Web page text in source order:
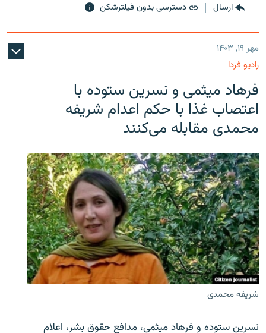
ارسال دسترسی بدون فیلترشکن
مهر ۱۹, ۱۴۰۳
رادیو فردا
فرهاد میثمی و نسرین ستوده با
اعتصاب غذا با حکم اعدام شریفه
محمدی مقابله می‌کنند
شریفه محمدی
نسرین ستوده و فرهاد میثمی، مدافع حقوق بشر، اعلام